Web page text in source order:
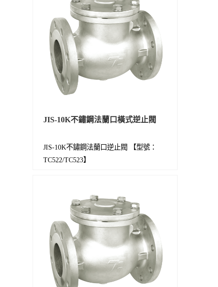
JIS-10K不鏽鋼法蘭口橫式逆止閥
JIS-10K不鏽鋼法蘭口逆止閥 【型號：
TC522/TC523】